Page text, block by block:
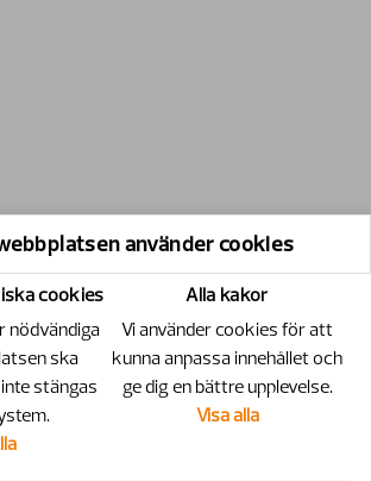
använder cookies
cookies
nödvändiga
ska
stängas
Alla kakor
Vi använder cookies för att
kunna anpassa innehållet och
ge dig en bättre upplevelse.
Visa alla